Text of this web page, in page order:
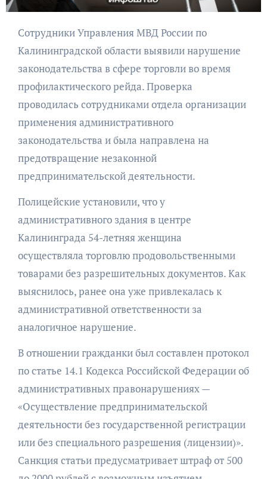
Сотрудники Управления МВД России по
Калининградской области выявили нарушение
законодательства в сфере торговли во время
профилактического рейда. Проверка
проводилась сотрудниками отдела организации
применения административного
законодательства и была направлена на
предотвращение незаконной
предпринимательской деятельности.
Полицейские установили, что у
административного здания в центре
Калининграда 54-летняя женщина
осуществляла торговлю продовольственными
товарами без разрешительных документов. Как
выяснилось, ранее она уже привлекалась к
административной ответственности за
аналогичное нарушение.
В отношении гражданки был составлен протокол
по статье 14.1 Кодекса Российской Федерации об
административных правонарушениях —
«Осуществление предпринимательской
деятельности без государственной регистрации
или без специального разрешения (лицензии)».
Санкция статьи предусматривает штраф от 500